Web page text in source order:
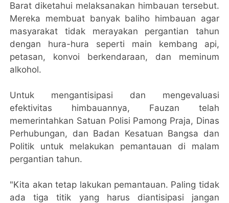
Barat diketahui melaksanakan himbauan tersebut.
Mereka membuat banyak baliho himbauan agar
masyarakat tidak merayakan pergantian tahun
dengan hura-hura seperti main kembang api,
petasan, konvoi berkendaraan, dan meminum
alkohol.
Untuk mengantisipasi dan mengevaluasi
efektivitas himbauannya, Fauzan telah
memerintahkan Satuan Polisi Pamong Praja, Dinas
Perhubungan, dan Badan Kesatuan Bangsa dan
Politik untuk melakukan pemantauan di malam
pergantian tahun.
"Kita akan tetap lakukan pemantauan. Paling tidak
ada tiga titik yang harus diantisipasi jangan